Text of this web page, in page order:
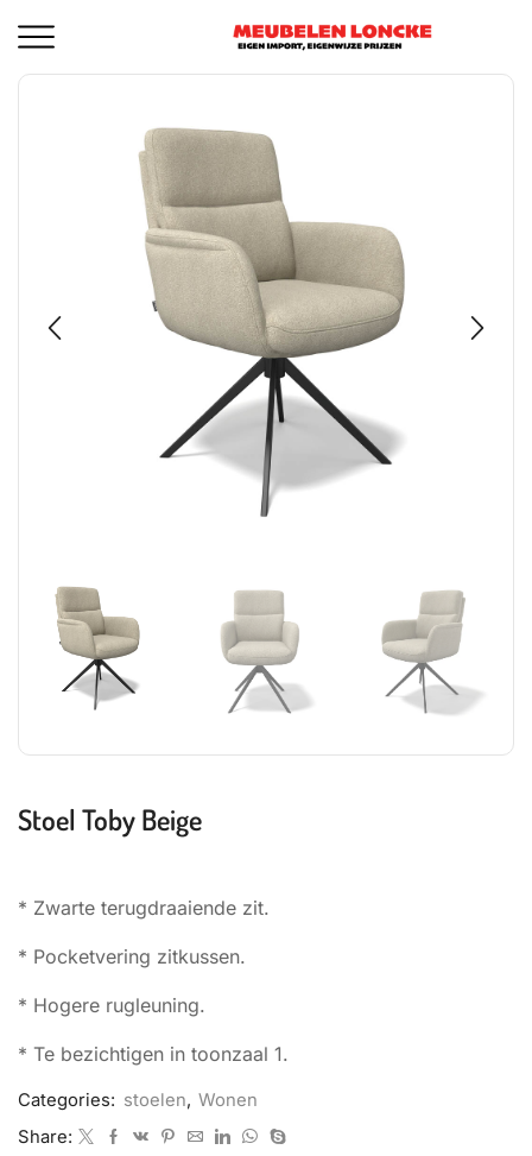
Stoel Toby Beige
* Zwarte terugdraaiende zit.
* Pocketvering zitkussen.
* Hogere rugleuning.
* Te bezichtigen in toonzaal 1.
Categories: stoelen, Wonen
Share: